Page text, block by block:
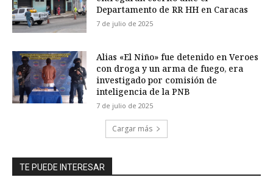
Departamento de RR HH en Caracas
7 de julio de 2025
Alias «El Niño» fue detenido en Veroes
con droga y un arma de fuego, era
investigado por comisión de
inteligencia de la PNB
7 de julio de 2025
Cargar más
TE PUEDE INTERESAR